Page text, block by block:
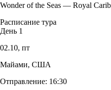
Wonder of the Seas — Royal
Расписание тура
День 1
02.10, пт
Майами, США
Отправление: 16:30